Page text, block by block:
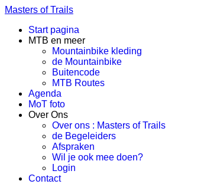
Masters of Trails
Start pagina
MTB en meer
Mountainbike kleding
de Mountainbike
Buitencode
MTB Routes
Agenda
MoT foto
Over Ons
Over ons : Masters of Trails
de Begeleiders
Afspraken
Wil je ook mee doen?
Login
Contact